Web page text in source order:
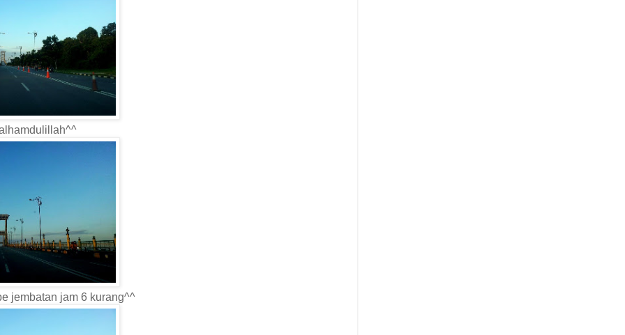
jembatan jam 6 kurang^^